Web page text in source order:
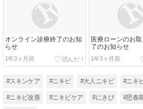
オンライン診療終了のお知
らせ
1年3ヶ月前
医療ローンのお
了のお知らせ
1年3ヶ月前
#スキンケア #ニキビ #大人ニキビ #ニキ
#ニキビ改善 #ニキビケア #にきび #思春